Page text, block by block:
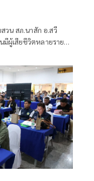
วน สภ.นาสัก อ.สวี
มีผู้เสียชีวิตหลายราย
ให้ผู้บังคับบัญชา ให้ได้
ชุดกู้ชีพกู้ภัยสายชล
ะลุ เขตสวี และชุดกู้ชีพ